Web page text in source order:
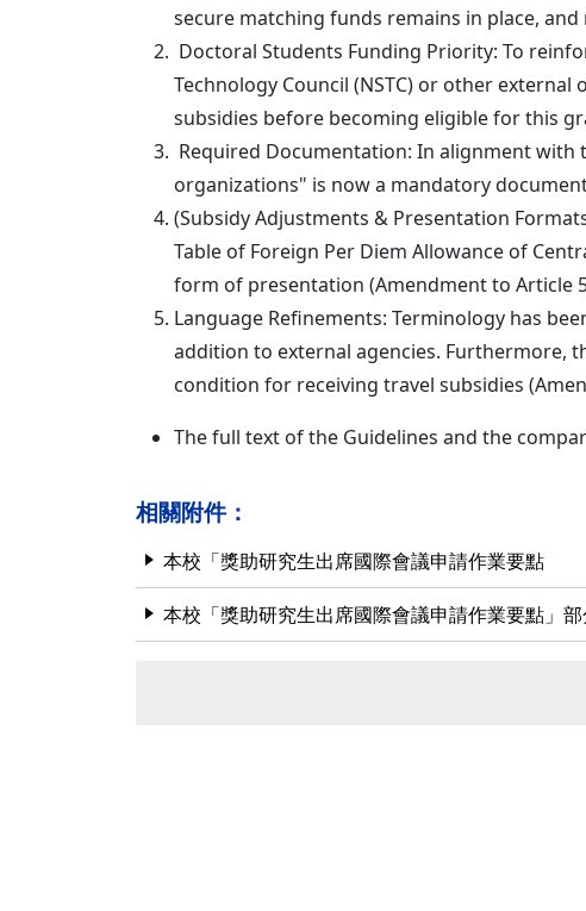
secure matching funds remains in place,
Doctoral Students Funding Priority: To
Technology Council (NSTC) or other
subsidies before becoming eligible for this
Required Documentation: In alignment
organizations" is now a mandatory
(Subsidy Adjustments & Presentation
Table of Foreign Per Diem Allowance of
form of presentation (Amendment to Article
Language Refinements: Terminology has
addition to external agencies. Furthermore,
condition for receiving travel subsidies
The full text of the Guidelines and the
相關附件：
本校「獎助研究生出席國際會議申請作業要點
本校「獎助研究生出席國際會議申請作業要點」